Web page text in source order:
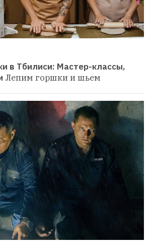
в Тбилиси: Мастер-классы,
Лепим горшки и шьем